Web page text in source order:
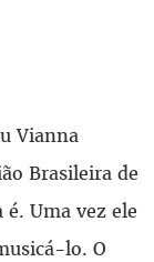
Vianna
Brasileira de
Uma vez ele
lo. O